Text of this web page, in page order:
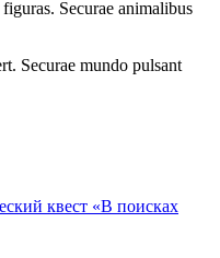
Securae animalibus
Securae mundo pulsant